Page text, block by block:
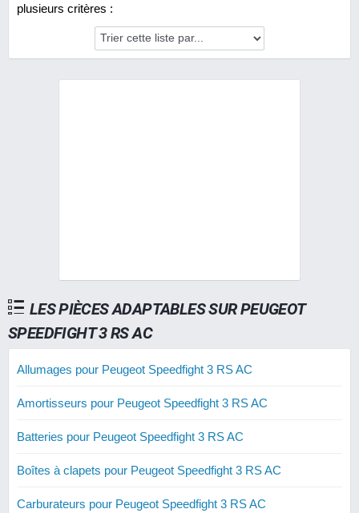
plusieurs critères :
LES PIÈCES ADAPTABLES SUR PEUGEOT
SPEEDFIGHT 3 RS AC
Allumages pour Peugeot Speedfight 3 RS AC
Amortisseurs pour Peugeot Speedfight 3 RS AC
Batteries pour Peugeot Speedfight 3 RS AC
Boîtes à clapets pour Peugeot Speedfight 3 RS AC
Carburateurs pour Peugeot Speedfight 3 RS AC